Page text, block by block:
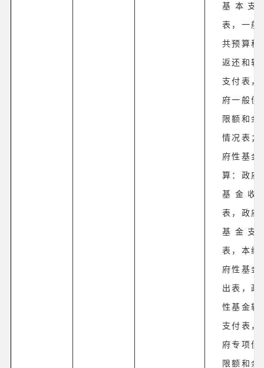
基本支
表，一般
共预算税
返还和转
支付表，
府一般债
限额和余
情况表；
府性基金
算：政府
基金收
表，政府
基金支
表，本级
府性基金
出表，政
性基金转
支付表，
府专项债
限额和余